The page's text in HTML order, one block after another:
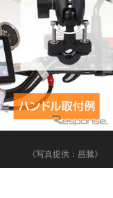
《写真提供：昌騰》